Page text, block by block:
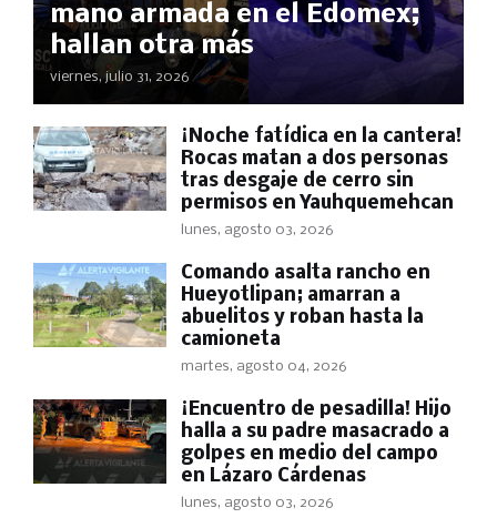
mano armada en el Edomex;
hallan otra más
viernes, julio 31, 2026
​¡Noche fatídica en la cantera!
Rocas matan a dos personas
tras desgaje de cerro sin
permisos en Yauhquemehcan
lunes, agosto 03, 2026
Comando asalta rancho en
Hueyotlipan; amarran a
abuelitos y roban hasta la
camioneta
martes, agosto 04, 2026
​¡Encuentro de pesadilla! Hijo
halla a su padre masacrado a
golpes en medio del campo
en Lázaro Cárdenas
lunes, agosto 03, 2026